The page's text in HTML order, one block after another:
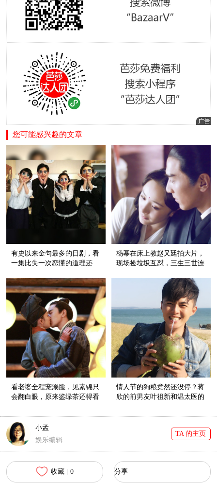
您可能感兴趣的文章
有史以来金句最多的日剧，看
一集比失一次恋懂的道理还
杨幂在床上教赵又廷拍大片，
现场捡垃圾互怼，三生三世连
看老婆全程宠溺脸，见素锦只
会翻白眼，原来鉴绿茶还得看
情人节的狗粮竟然还没停？蒋
欣的前男友叶祖新和温太医的
小孟
娱乐编辑
TA 的主页
收藏 | 0 分享